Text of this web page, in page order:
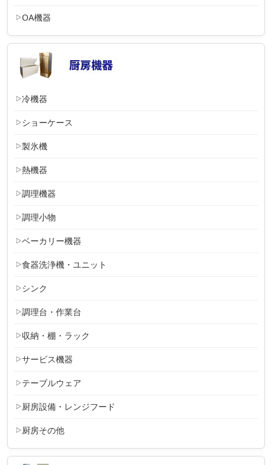
OA機器
冷機器
ショーケース
製氷機
熱機器
調理機器
調理小物
ベーカリー機器
食器洗浄機・ユニット
シンク
調理台・作業台
収納・棚・ラック
サービス機器
テーブルウェア
厨房設備・レンジフード
厨房その他